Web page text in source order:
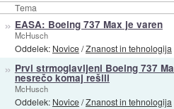
Tema
» EASA: Boeing 737 Max je varen
McHusch
Oddelek: Novice/Znanost in tehnologija
» Prvi strmoglavljeni Boeing 737
nesrečo komaj rešili
McHusch
Oddelek: Novice/Znanost in tehnologija